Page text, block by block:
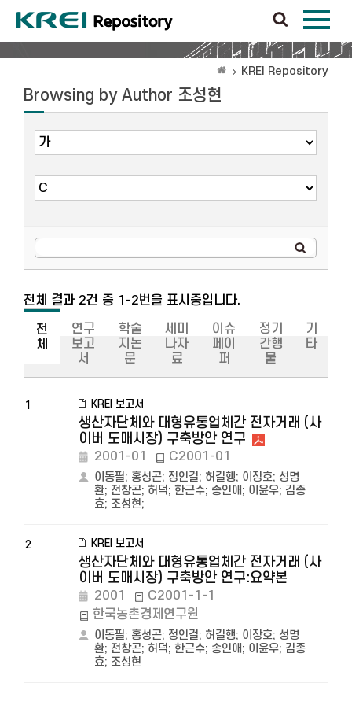
KREI Repository
Browsing by Author 조성현
전체 결과 2건 중 1-2번을 표시중입니다.
전
체
연구
보고
서
학술
지논
문
세미
나자
료
이슈
페이
퍼
정기
간행
물
기
타
1 KREI 보고서
생산자단체와 대형유통업체간 전자거래 (사
이버 도매시장) 구축방안 연구
2001-01 C2001-01
이동필; 홍성곤; 정인걸; 허길행; 이장호; 성명
환; 전창곤; 허덕; 한근수; 송인애; 이윤우; 김종
효; 조성현;
2 KREI 보고서
생산자단체와 대형유통업체간 전자거래 (사
이버 도매시장) 구축방안 연구:요약본
2001
C2001-1-1
한국농촌경제연구원
이동필; 홍성곤; 정인걸; 허길행; 이장호; 성명
환; 전창곤; 허덕; 한근수; 송인애; 이윤우; 김종
효; 조성현